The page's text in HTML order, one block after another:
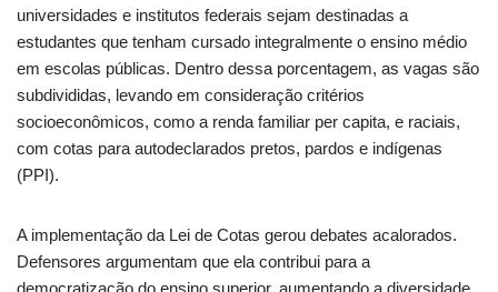
universidades e institutos federais sejam destinadas a
estudantes que tenham cursado integralmente o ensino médio
em escolas públicas. Dentro dessa porcentagem, as vagas são
subdivididas, levando em consideração critérios
socioeconômicos, como a renda familiar per capita, e raciais,
com cotas para autodeclarados pretos, pardos e indígenas
(PPI).
A implementação da Lei de Cotas gerou debates acalorados.
Defensores argumentam que ela contribui para a